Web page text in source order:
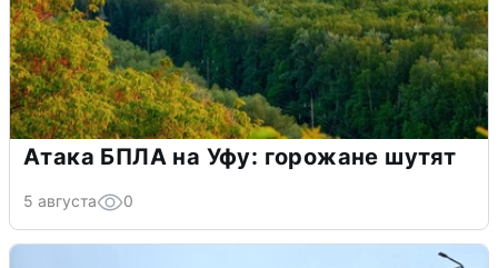
Атака БПЛА на Уфу: горожане шутят
5 августа 0